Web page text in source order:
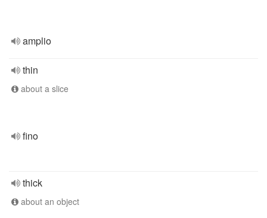
amplio
thin
about a slice
fino
thick
about an object